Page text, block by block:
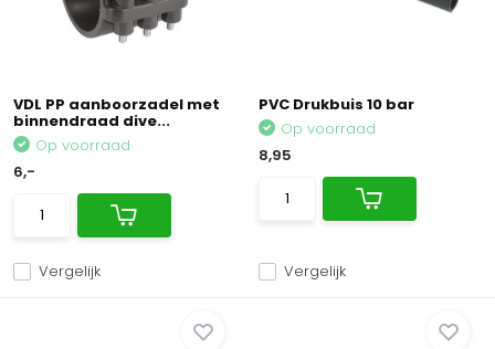
VDL PP aanboorzadel met
binnendraad dive...
Vergelijk
Op voorraad
6,-
PVC Drukbuis 10 bar
Vergelijk
Op voorraad
8,95